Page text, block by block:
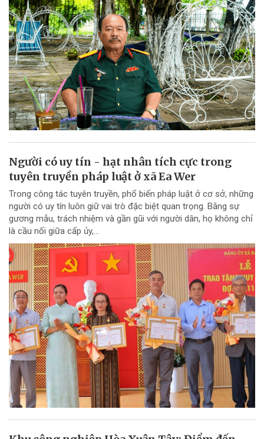
Người có uy tín - hạt nhân tích cực trong
tuyên truyền pháp luật ở xã Ea Wer
Trong công tác tuyên truyền, phổ biến pháp luật ở cơ sở, những
người có uy tín luôn giữ vai trò đặc biệt quan trọng. Bằng sự
gương mẫu, trách nhiệm và gần gũi với người dân, họ không chỉ
là cầu nối giữa cấp ủy,...